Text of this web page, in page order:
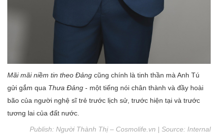
Mãi mãi niềm tin theo Đảng cũng chính là tinh thần mà Anh Tú
gửi gắm qua Thưa Đảng - một tiếng nói chân thành và đầy hoài
bão của người nghệ sĩ trẻ trước lịch sử, trước hiện tại và trước
tương lai của đất nước.
Publish: Người Thành Thị – Cosmolife.vn | Source: Internal